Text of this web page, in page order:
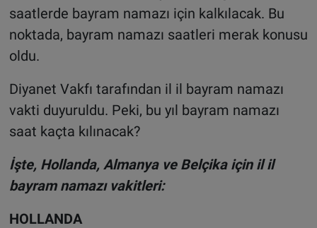
saatlerde bayram namazı için kalkılacak. Bu
noktada, bayram namazı saatleri merak konusu
oldu.
Diyanet Vakfı tarafından il il bayram namazı
vakti duyuruldu. Peki, bu yıl bayram namazı
saat kaçta kılınacak?
İşte, Hollanda, Almanya ve Belçika için il il
bayram namazı vakitleri:
HOLLANDA